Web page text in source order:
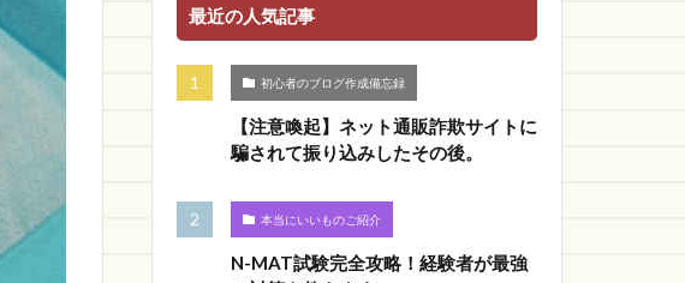
最近の人気記事
初心者のブログ作成備忘録
【注意喚起】ネット通販詐欺サイトに
騙されて振り込みしたその後。
本当にいいものご紹介
N-MAT試験完全攻略！経験者が最強